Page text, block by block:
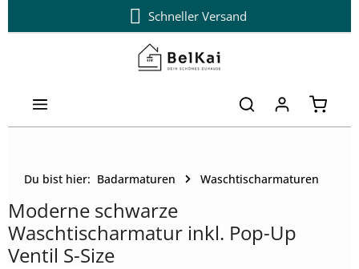
Zum Hauptinhalt springenSchneller Versand
Du bist hier: Badarmaturen Waschtischarmaturen
Moderne schwarze
Waschtischarmatur inkl. Pop-Up
Ventil S-Size